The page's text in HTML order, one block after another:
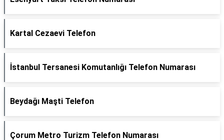
Kartal Cezaevi Telefon
İstanbul Tersanesi Komutanlığı Telefon Numarası
Beydağı Maşti Telefon
Çorum Metro Turizm Telefon Numarası